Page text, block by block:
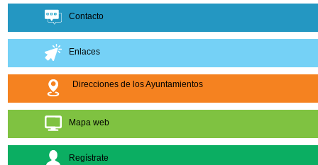
Contacto
Enlaces
Direcciones de los Ayuntamientos
Mapa web
Regístrate